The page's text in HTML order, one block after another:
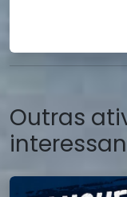
Outras